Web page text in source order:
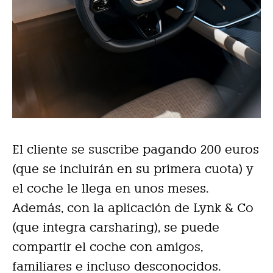
El cliente se suscribe pagando 200 euros
(que se incluirán en su primera cuota) y
el coche le llega en unos meses.
Además, con la aplicación de Lynk & Co
(que integra carsharing), se puede
compartir el coche con amigos,
familiares e incluso desconocidos.